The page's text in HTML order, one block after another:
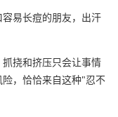
易长痘的朋友，出汗
挠和挤压只会让事情
，恰恰来自这种"忍不